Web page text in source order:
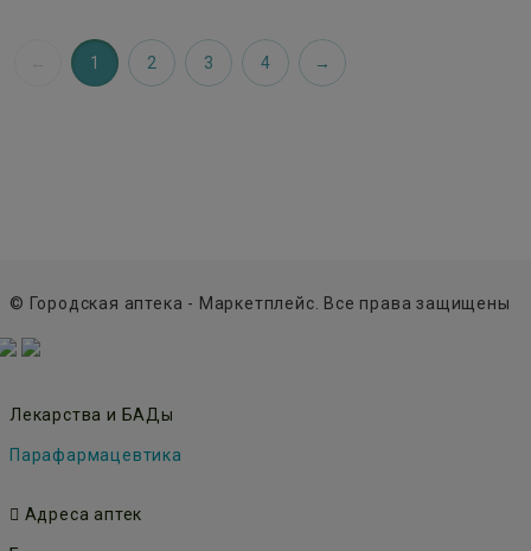
1 2 3 4
© Городская аптека - Маркетплейс. Все права защищены
Лекарства и БАДы
Парафармацевтика
Адреса аптек